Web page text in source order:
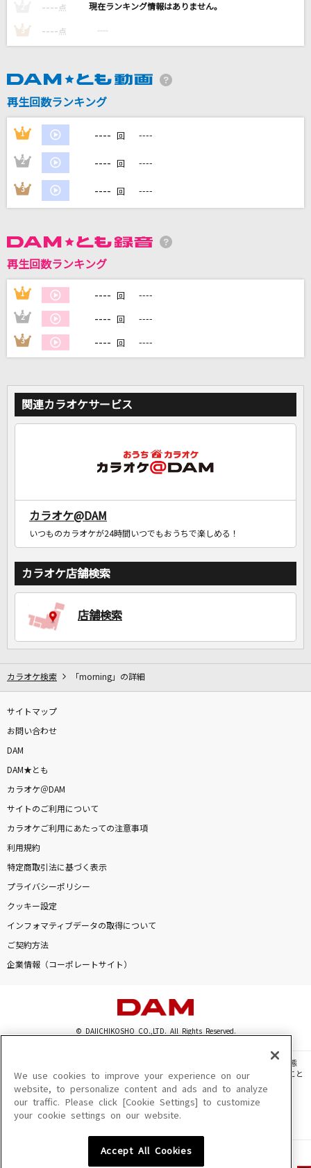
[生音]まっぴら御免
神野美伽
DAMの新曲・ランキングなど
カラオケ最新情報をチェック！
カラオケをもっと楽しもう！
家族や友達と一緒に！練習にも！
---- 点 ----
3 ---- 点 ----
再生回数ランキング
1 ---- 回 ----
2 ---- 回 ----
3 ---- 回 ----
再生回数ランキング
1 ---- 回 ----
2 ---- 回 ----
3 ---- 回 ----
関連カラオケサービス
カラオケ@DAM
いつものカラオケが24時間いつでもおうちで楽しめる！
カラオケ店舗検索
店舗検索
カラオケ検索 「morning」の詳細
サイトマップ
お問い合わせ
DAM
DAM★とも
カラオケ＠DAM
サイトのご利用について
カラオケご利用にあたっての注意事項
利用規約
特定商取引法に基づく表示
プライバシーポリシー
クッキー設定
インフォマティブデータの取得について
ご契約方法
企業情報（コーポレートサイト）
© DAIICHIKOSHO CO.,LTD. All Rights Reserved.
このサイトに掲載されている一切の文章・画像・写真・動画・音声等を、手段や形態
を問わず、著作権法の定める範囲を超えて無断で複製、転載、ファイル化などすること
を禁じます。
楽曲及びコンテンツは、機種によりご利用いただけない場合があります。
楽曲及びコンテンツの配信日、配信内容が変更になる場合があります。
We use cookies to improve your experience on our
website, to personalize content and ads and to analyze
our traffic. Please click [Cookie Settings] to customize
your cookie settings on our website.
Accept All Cookies